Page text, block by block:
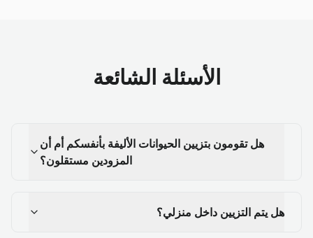
الأسئلة الشائعة
هل تقومون بتزيين الحيوانات الأليفة بأنفسكم أم أن
المزودين مستقلون؟
هل يتم التزيين داخل منزلي؟